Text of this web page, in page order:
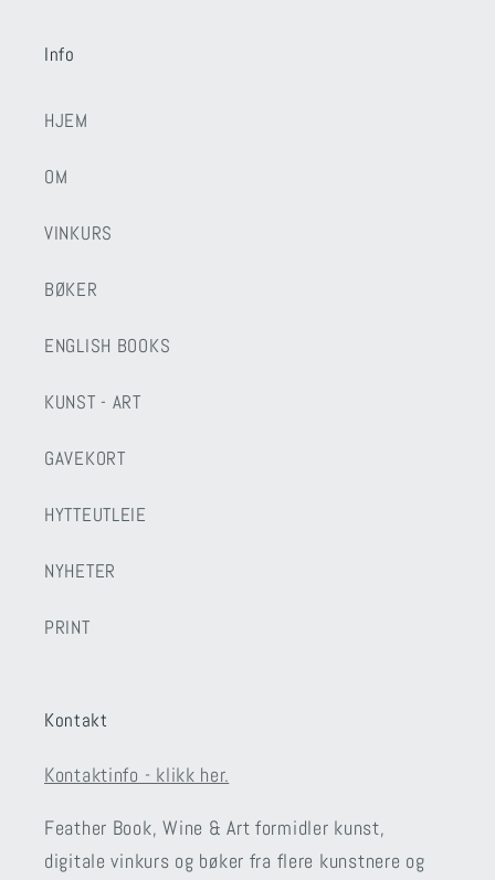
Info
HJEM
OM
VINKURS
BØKER
ENGLISH BOOKS
KUNST - ART
GAVEKORT
HYTTEUTLEIE
NYHETER
PRINT
Kontakt
Kontaktinfo - klikk her.
Feather Book, Wine & Art formidler kunst,
digitale vinkurs og bøker fra flere kunstnere og